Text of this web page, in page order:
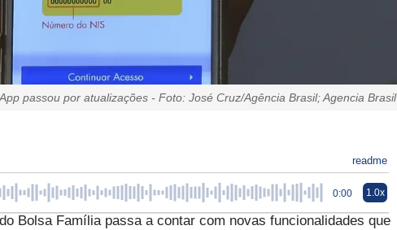
App passou por atualizações - Foto: José Cruz/Agência Brasil; Agencia Brasil
readme
0:00 1.0x
Bolsa Família passa a contar com novas funcionalidades que